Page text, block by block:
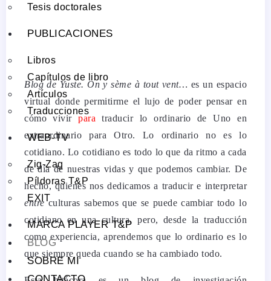
Tesis doctorales
PUBLICACIONES
Libros
Capítulos de libro
Artículos
Traducciones
WEB-TV
Zig-Zag
Píldoras T&P
EXIT
MARCA PLAYER T&P
BLOG
SOBRE MI
Blog de Yuste. On y sème à tout vent… es un espacio
virtual donde permitirme el lujo de poder pensar en
cómo vivirparatraducir lo ordinario de Uno en
extraordinario para Otro. Lo ordinario no es lo
cotidiano. Lo cotidiano es todo lo que da ritmo a cada
de día de nuestras vidas y que podemos cambiar. De
hecho, quienes nos dedicamos a traducir e interpretar
entre culturas sabemos que se puede cambiar todo lo
cotidiano en una cultura, pero, desde la traducción
como experiencia, aprendemos que lo ordinario es lo
que siempre queda cuando se ha cambiado todo.